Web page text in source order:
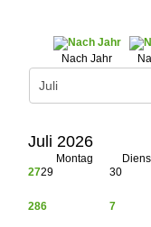
Nach Jahr
Juli 2026
Montag
2729 30
286 7